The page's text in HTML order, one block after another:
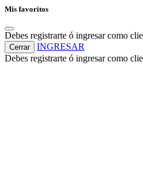
Mis favoritos
Debes registrarte ó ingresar como
Cerrar
INGRESAR
Debes registrarte ó ingresar como